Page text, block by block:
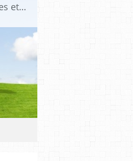
Le blog propose des liens pour accéder à certains documents juridiques relatifs aux ressources naturelles et à des publications en droit constitutionnel et administratif dans les pays d'Afrique francophone. Il propose des liens pour accéder à certains documents relatifs à la commande publique et aux Evaluations environnementales et sociales.